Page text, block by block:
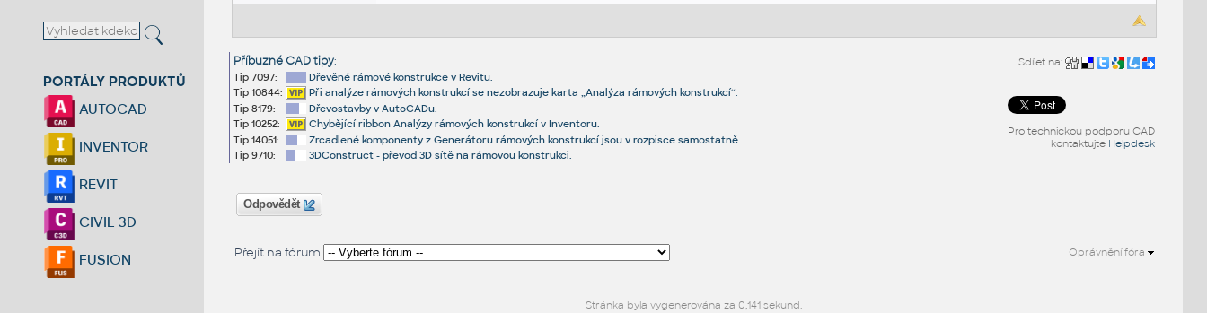
PORTÁLY PRODUKTŮ
AUTOCAD
INVENTOR
REVIT
CIVIL 3D
FUSION
Sdílet na:
Pro technickou podporu CAD
kontaktujte Helpdesk
Příbuzné CAD tipy:
Tip 7097:
Dřevěné rámové konstrukce v Revitu.
Tip 10844:
Při analýze rámových konstrukcí se nezobrazuje karta „Analýza rámových konstrukcí“.
Tip 8179:
Dřevostavby v AutoCADu.
Tip 10252:
Chybějící ribbon Analýzy rámových konstrukcí v Inventoru.
Tip 14051:
Zrcadlené komponenty z Generátoru rámových konstrukcí jsou v rozpisce samostatně.
Tip 9710:
3DConstruct - převod 3D sítě na rámovou konstrukci.
Odpovědět
Přejít na fórum Oprávnění fóra
Stránka byla vygenerována za 0,141 sekund.